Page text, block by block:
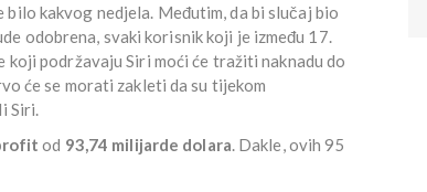
bilo kakvog nedjela. Međutim, da bi slučaj bio
odobrena, svaki korisnik koji je između 17.
podržavaju Siri moći će tražiti naknadu do
će se morati zakleti da su tijekom
Siri.
od 93,74 milijarde dolara. Dakle, ovih 95